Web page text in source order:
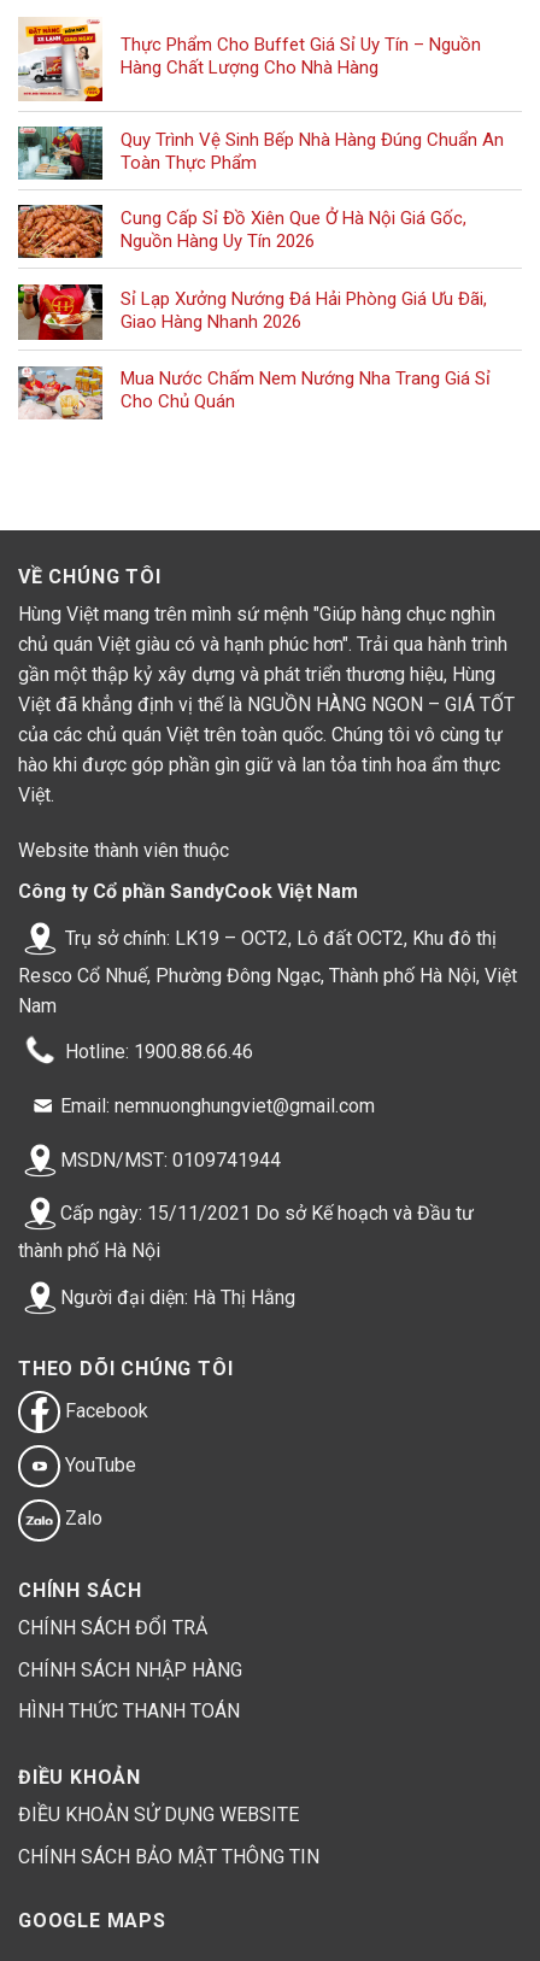
Thực Phẩm Cho Buffet Giá Sỉ Uy Tín – Nguồn
Hàng Chất Lượng Cho Nhà Hàng
Quy Trình Vệ Sinh Bếp Nhà Hàng Đúng Chuẩn An
Toàn Thực Phẩm
Cung Cấp Sỉ Đồ Xiên Que Ở Hà Nội Giá Gốc,
Nguồn Hàng Uy Tín 2026
Sỉ Lạp Xưởng Nướng Đá Hải Phòng Giá Ưu Đãi,
Giao Hàng Nhanh 2026
Mua Nước Chấm Nem Nướng Nha Trang Giá Sỉ
Cho Chủ Quán
VỀ CHÚNG TÔI
Hùng Việt mang trên mình sứ mệnh "Giúp hàng chục nghìn
chủ quán Việt giàu có và hạnh phúc hơn". Trải qua hành trình
gần một thập kỷ xây dựng và phát triển thương hiệu, Hùng
Việt đã khẳng định vị thế là NGUỒN HÀNG NGON – GIÁ TỐT
của các chủ quán Việt trên toàn quốc. Chúng tôi vô cùng tự
hào khi được góp phần gìn giữ và lan tỏa tinh hoa ẩm thực
Việt.
Website thành viên thuộc
Công ty Cổ phần SandyCook Việt Nam
Trụ sở chính: LK19 – OCT2, Lô đất OCT2, Khu đô thị
Resco Cổ Nhuế, Phường Đông Ngạc, Thành phố Hà Nội, Việt
Nam
Hotline: 1900.88.66.46
Email: nemnuonghungviet@gmail.com
MSDN/MST: 0109741944
Cấp ngày: 15/11/2021 Do sở Kế hoạch và Đầu tư
thành phố Hà Nội
Người đại diện: Hà Thị Hằng
THEO DÕI CHÚNG TÔI
Facebook
YouTube
Zalo
CHÍNH SÁCH
CHÍNH SÁCH ĐỔI TRẢ
CHÍNH SÁCH NHẬP HÀNG
HÌNH THỨC THANH TOÁN
ĐIỀU KHOẢN
ĐIỀU KHOẢN SỬ DỤNG WEBSITE
CHÍNH SÁCH BẢO MẬT THÔNG TIN
GOOGLE MAPS